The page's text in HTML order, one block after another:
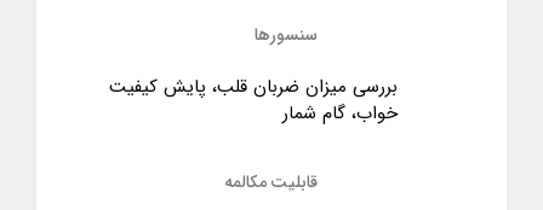
سنسورها
بررسی میزان ضربان قلب، پایش کیفیت
خواب، گام شمار
قابلیت مکالمه